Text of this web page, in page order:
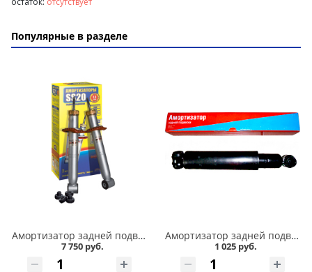
Популярные в разделе
Амортизатор задней подвески 2110,1118-19 /стандарт/ комплект, SS 20 в Кургане
7 750 руб.
Амортизатор задней подвески 2101-07 Никон в Кургане
1 025 руб.